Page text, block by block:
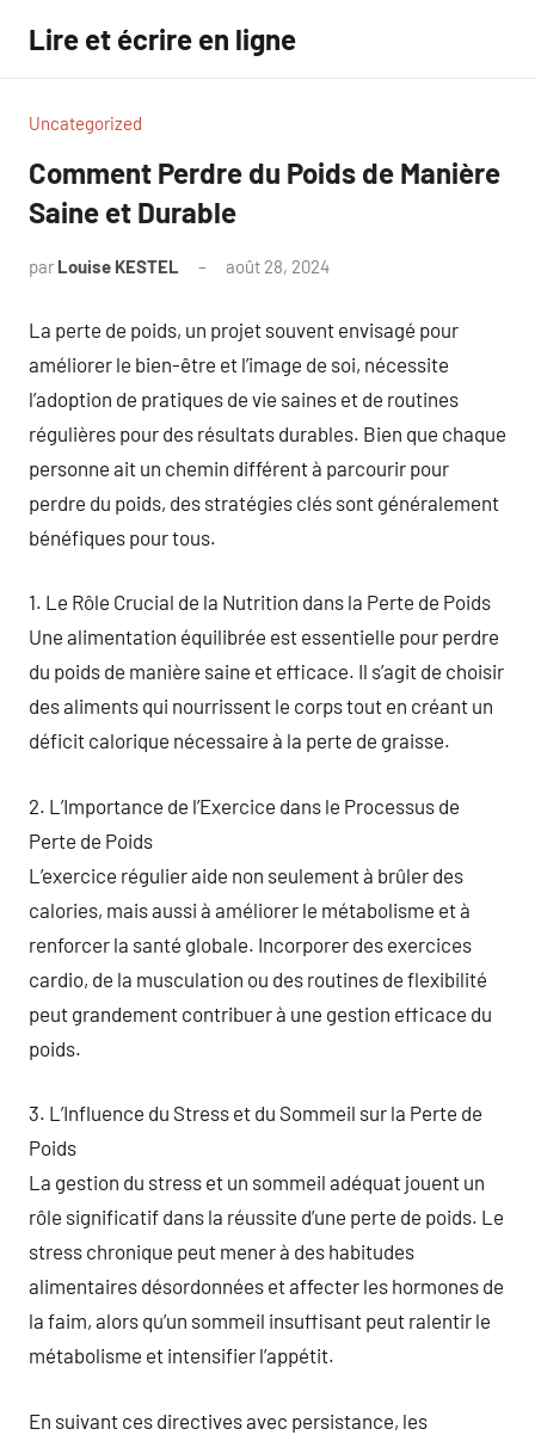
contenu
Lire et écrire en ligne
Uncategorized
Comment Perdre du Poids de Manière
Saine et Durable
par Louise KESTEL août 28, 2024
La perte de poids, un projet souvent envisagé pour
améliorer le bien-être et l’image de soi, nécessite
l’adoption de pratiques de vie saines et de routines
régulières pour des résultats durables. Bien que chaque
personne ait un chemin différent à parcourir pour
perdre du poids, des stratégies clés sont généralement
bénéfiques pour tous.
1. Le Rôle Crucial de la Nutrition dans la Perte de Poids
Une alimentation équilibrée est essentielle pour perdre
du poids de manière saine et efficace. Il s’agit de choisir
des aliments qui nourrissent le corps tout en créant un
déficit calorique nécessaire à la perte de graisse.
2. L’Importance de l’Exercice dans le Processus de
Perte de Poids
L’exercice régulier aide non seulement à brûler des
calories, mais aussi à améliorer le métabolisme et à
renforcer la santé globale. Incorporer des exercices
cardio, de la musculation ou des routines de flexibilité
peut grandement contribuer à une gestion efficace du
poids.
3. L’Influence du Stress et du Sommeil sur la Perte de
Poids
La gestion du stress et un sommeil adéquat jouent un
rôle significatif dans la réussite d’une perte de poids. Le
stress chronique peut mener à des habitudes
alimentaires désordonnées et affecter les hormones de
la faim, alors qu’un sommeil insuffisant peut ralentir le
métabolisme et intensifier l’appétit.
En suivant ces directives avec persistance, les